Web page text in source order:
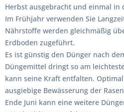
Herbst ausgebracht und einmal in
Im Frühjahr verwenden Sie
Nährstoffe werden gleichmäßig
Erdboden zugeführt.
Es ist günstig den Dünger nach
Düngemittel dringt so am
kann seine Kraft entfalten.
ausgiebige Bewässerung der
Ende Juni kann eine weitere